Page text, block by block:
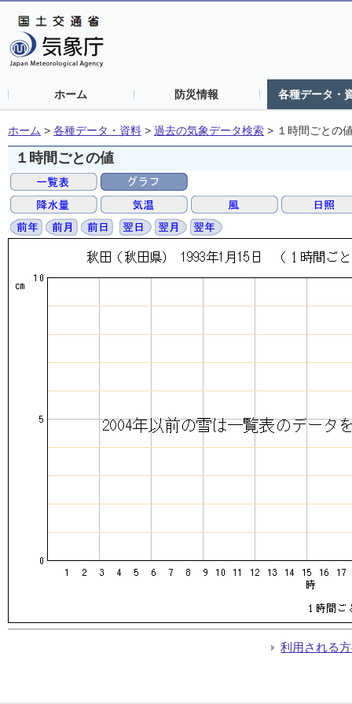
ホーム 防災情報 各種データ・
ホーム > 各種データ・資料 > 過去の気象データ検索 > １時間ごとの
１時間ごとの値
利用される